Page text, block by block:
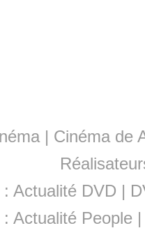
| Cinéma de
: Actualité DVD |
:Actualité People